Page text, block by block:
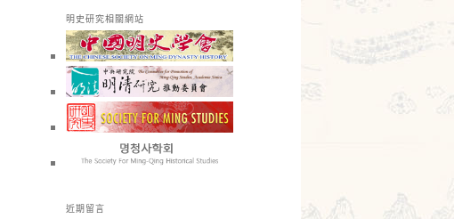
明史研究相關網站
近期留言